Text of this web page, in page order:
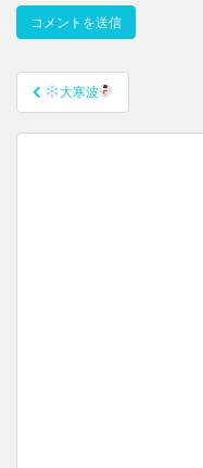
投稿ナビゲーシ
大寒波